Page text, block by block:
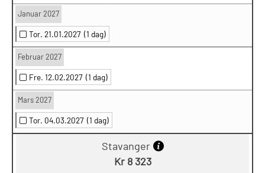
Januar 2027
Tor. 21.01.2027 (1 dag)
Februar 2027
Fre. 12.02.2027 (1 dag)
Mars 2027
Tor. 04.03.2027 (1 dag)
Stavanger
Kr 8 323